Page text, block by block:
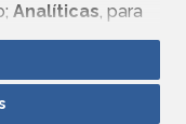
Analíticas, para
y sus servicios.
todas”
pulsa el botón